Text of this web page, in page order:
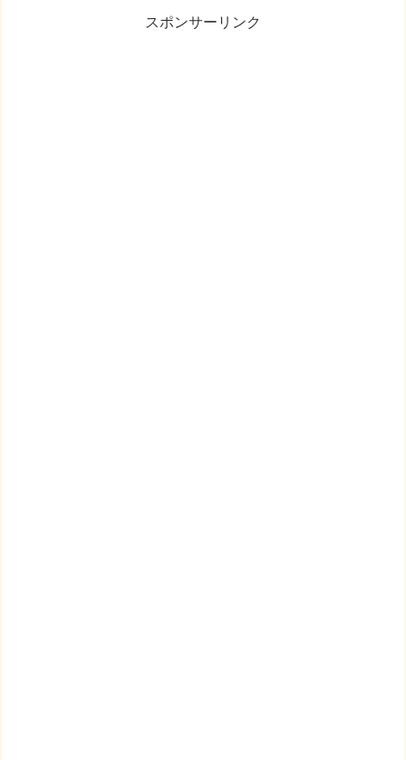
スポンサーリンク